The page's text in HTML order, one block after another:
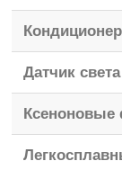
Кондиционер
Датчик света